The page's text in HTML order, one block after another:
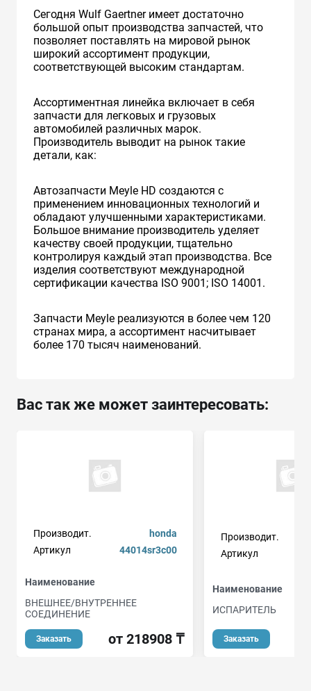
Сегодня Wulf Gaertner имеет достаточно
большой опыт производства запчастей, что
позволяет поставлять на мировой рынок
широкий ассортимент продукции,
соответствующей высоким стандартам.
Ассортиментная линейка включает в себя
запчасти для легковых и грузовых
автомобилей различных марок.
Производитель выводит на рынок такие
детали, как:
Автозапчасти Meyle HD создаются с
применением инновационных технологий и
обладают улучшенными характеристиками.
Большое внимание производитель уделяет
качеству своей продукции, тщательно
контролируя каждый этап производства. Все
изделия соответствуют международной
сертификации качества ISO 9001; ISO 14001.
Запчасти Meyle реализуются в более чем 120
странах мира, а ассортимент насчитывает
более 170 тысяч наименований.
Вас так же может заинтересовать:
Производит.
honda
Артикул
44014sr3c00
Наименование
ВНЕШНЕЕ/ВНУТРЕННЕЕ
СОЕДИНЕНИЕ
Заказать от 218908 ₸
Производит.
Артикул
Наименование
ИСПАРИТЕЛЬ
Заказать